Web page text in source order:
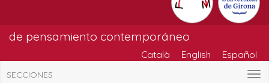
de pensamiento contemporáneo
Català English Español
SECCIONES